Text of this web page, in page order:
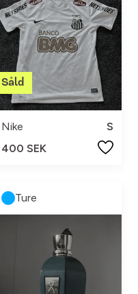
Nike
S
400 SEK
Ture